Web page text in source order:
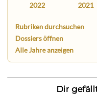
2022 2021
Rubriken durchsuchen
Dossiers öffnen
Alle Jahre anzeigen
Dir